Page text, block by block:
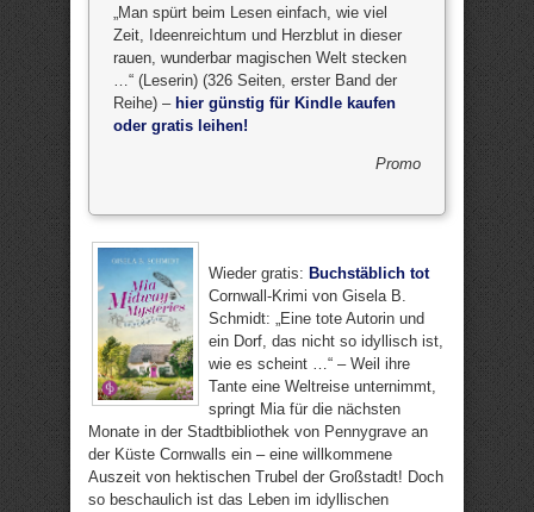
„Man spürt beim Lesen einfach, wie viel
Zeit, Ideenreichtum und Herzblut in dieser
rauen, wunderbar magischen Welt stecken
…“ (Leserin) (326 Seiten, erster Band der
Reihe) – hier günstig für Kindle kaufen
oder gratis leihen!
Promo
Wieder gratis: Buchstäblich tot
Cornwall-Krimi von Gisela B.
Schmidt: „Eine tote Autorin und
ein Dorf, das nicht so idyllisch ist,
wie es scheint …“ – Weil ihre
Tante eine Weltreise unternimmt,
springt Mia für die nächsten
Monate in der Stadtbibliothek von Pennygrave an
der Küste Cornwalls ein – eine willkommene
Auszeit von hektischen Trubel der Großstadt! Doch
so beschaulich ist das Leben im idyllischen